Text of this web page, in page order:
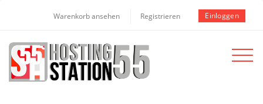
Warenkorb ansehen Registrieren Einloggen
Toggle